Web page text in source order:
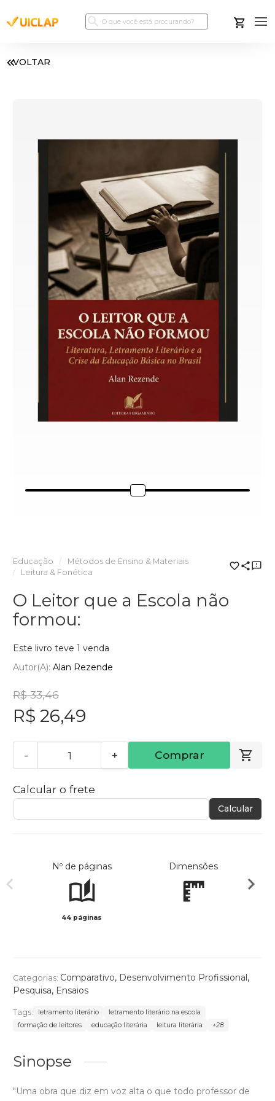
VOLTAR
Educação
Métodos de Ensino & Materiais
Leitura & Fonética
O Leitor que a Escola não
formou:
Este livro teve 1 venda
Autor(a): Alan Rezende
R$ 33,46
R$ 26,49
- + Comprar
Calcular o frete
Calcular
Nº de páginas
44 páginas
Dimensões
Categorias: Comparativo, Desenvolvimento Profissional,
Pesquisa, Ensaios
Tags: letramento literário
letramento literário na escola
formação de leitores
educação literária leitura literária +28
Sinopse
"Uma obra que diz em voz alta o que todo professor de